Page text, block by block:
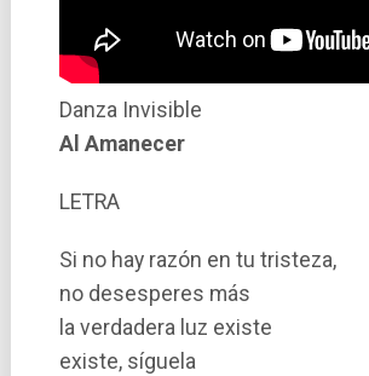
Danza Invisible
Al Amanecer
LETRA
Si no hay razón en tu tristeza,
no desesperes más
la verdadera luz existe
existe, sí­guela